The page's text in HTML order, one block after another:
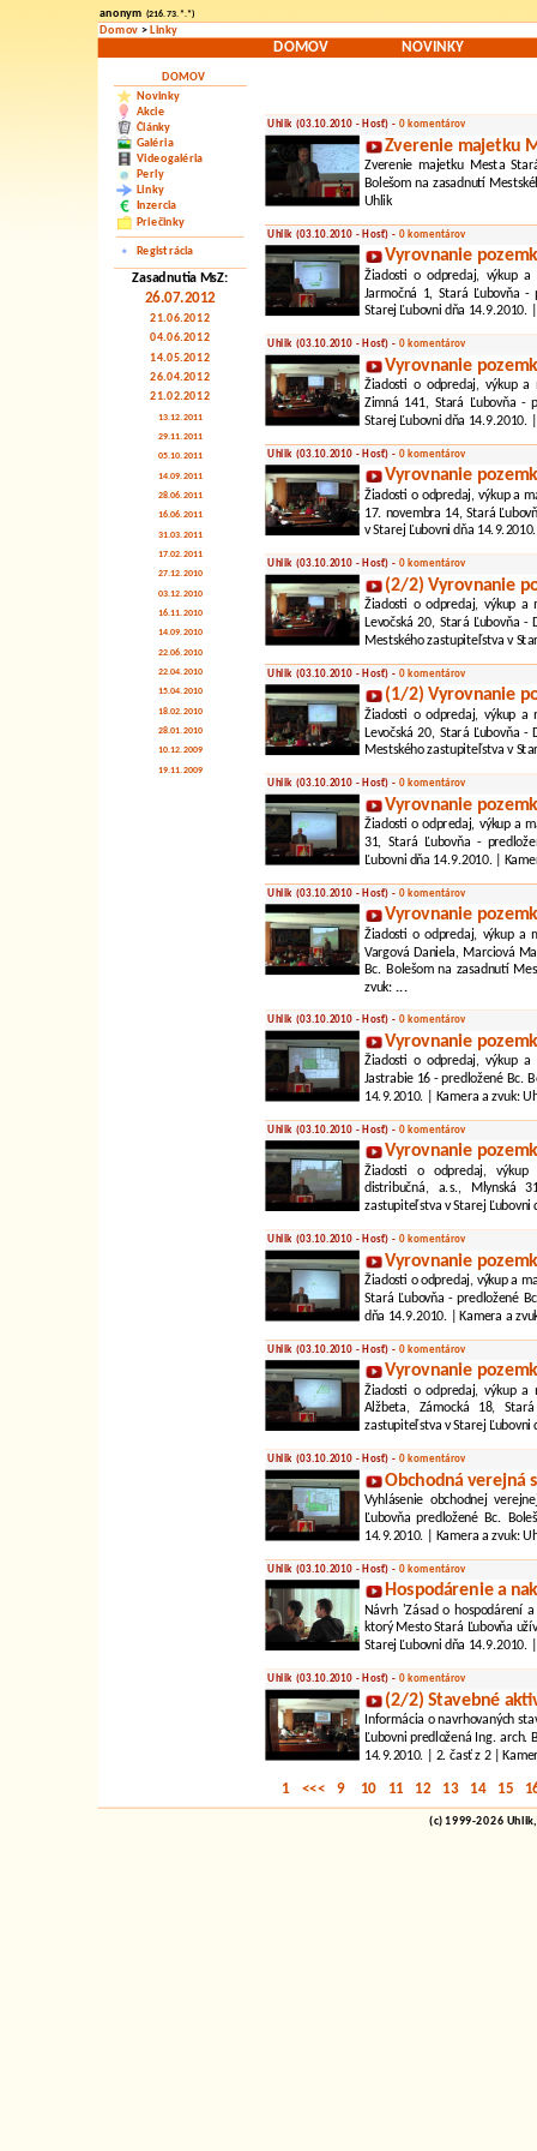
anonym (216.73.*.*)
Domov > Linky
DOMOV NOVINKY
DOMOV
Novinky
Akcie
Články
Galéria
Videogaléria
Perly
Linky
Inzercia
Priečinky
Registrácia
Zasadnutia MsZ:
26.07.2012
21.06.2012
04.06.2012
14.05.2012
26.04.2012
21.02.2012
13.12.2011
29.11.2011
05.10.2011
14.09.2011
28.06.2011
16.06.2011
31.03.2011
17.02.2011
27.12.2010
03.12.2010
16.11.2010
14.09.2010
22.06.2010
22.04.2010
15.04.2010
18.02.2010
28.01.2010
10.12.2009
19.11.2009
Uhlik (03.10.2010 - Hosť) - 0 komentárov
Zverenie majetku
Zverenie majetku Mesta
Bolešom na zasadnutí
Uhlik
Uhlik (03.10.2010 - Hosť) - 0 komentárov
Vyrovnanie
Žiadosti o odpredaj, výkup a
Jarmočná 1, Stará Ľubovňa -
Starej Ľubovni dňa 14.9.2010.
Uhlik (03.10.2010 - Hosť) - 0 komentárov
Vyrovnanie
Žiadosti o odpredaj, výkup a
Zimná 141, Stará Ľubovňa -
Starej Ľubovni dňa 14.9.2010.
Uhlik (03.10.2010 - Hosť) - 0 komentárov
Vyrovnanie
Žiadosti o odpredaj, výkup a
17. novembra 14, Stará
v Starej Ľubovni dňa
Uhlik (03.10.2010 - Hosť) - 0 komentárov
(2/2) Vyrovnanie
Žiadosti o odpredaj, výkup a
Levočská 20, Stará Ľubovňa -
Mestského zastupiteľstva v
Uhlik (03.10.2010 - Hosť) - 0 komentárov
(1/2) Vyrovnanie
Žiadosti o odpredaj, výkup a
Levočská 20, Stará Ľubovňa -
Mestského zastupiteľstva v
Uhlik (03.10.2010 - Hosť) - 0 komentárov
Vyrovnanie
Žiadosti o odpredaj, výkup a
31, Stará Ľubovňa -
Ľubovni dňa 14.9.2010. |
Uhlik (03.10.2010 - Hosť) - 0 komentárov
Vyrovnanie
Žiadosti o odpredaj, výkup a
Vargová Daniela, Marciová
Bc. Bolešom na zasadnutí
zvuk:...
Uhlik (03.10.2010 - Hosť) - 0 komentárov
Vyrovnanie
Žiadosti o odpredaj, výkup a
Jastrabie 16 - predložené Bc.
14.9.2010. | Kamera a zvuk:
Uhlik (03.10.2010 - Hosť) - 0 komentárov
Vyrovnanie
Žiadosti o odpredaj, výkup
distribučná, a.s., Mlynská
zastupiteľstva v Starej Ľubovni
Uhlik (03.10.2010 - Hosť) - 0 komentárov
Vyrovnanie
Žiadosti o odpredaj, výkup a
Stará Ľubovňa - predložené
dňa 14.9.2010. | Kamera a
Uhlik (03.10.2010 - Hosť) - 0 komentárov
Vyrovnanie
Žiadosti o odpredaj, výkup a
Alžbeta, Zámocká 18,
zastupiteľstva v Starej Ľubovni
Uhlik (03.10.2010 - Hosť) - 0 komentárov
Obchodná verejná
Vyhlásenie obchodnej
Ľubovňa predložené Bc.
14.9.2010. | Kamera a zvuk:
Uhlik (03.10.2010 - Hosť) - 0 komentárov
Hospodárenie a
Návrh 'Zásad o hospodárení
ktorý Mesto Stará Ľubovňa
Starej Ľubovni dňa 14.9.2010.
Uhlik (03.10.2010 - Hosť) - 0 komentárov
(2/2) Stavebné
Informácia o navrhovaných
Ľubovni predložená Ing. arch.
14.9.2010. | 2. časť z 2 |
1 <<< 9 10 11 12 13 14 15
(c) 1999-2026 Uhlik,